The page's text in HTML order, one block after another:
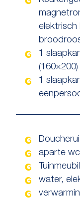
1
(160×200)
1
aparte wc
water,